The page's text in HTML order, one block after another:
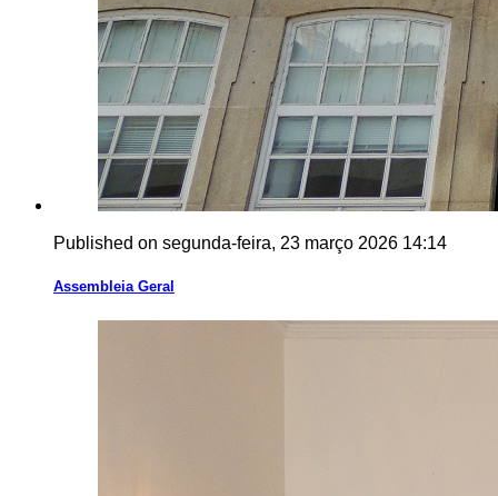
Published on segunda-feira, 23 março 2026 14:14
Assembleia Geral